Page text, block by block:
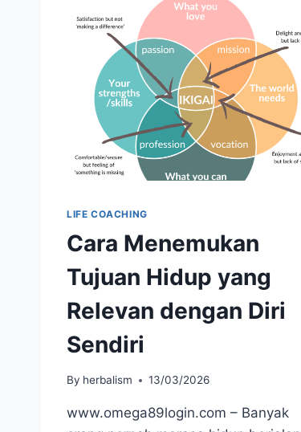
LIFE COACHING
Cara Menemukan
Tujuan Hidup yang
Relevan dengan Diri
Sendiri
By herbalism 13/03/2026
www.omega89login.com – Banyak